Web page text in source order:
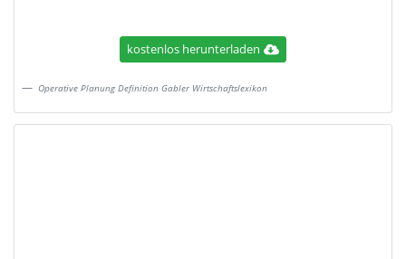
kostenlos herunterladen
Operative Planung Definition Gabler Wirtschaftslexikon